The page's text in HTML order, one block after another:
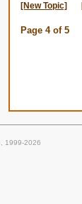
[New Topic]
Page 4of 5
1999-2026